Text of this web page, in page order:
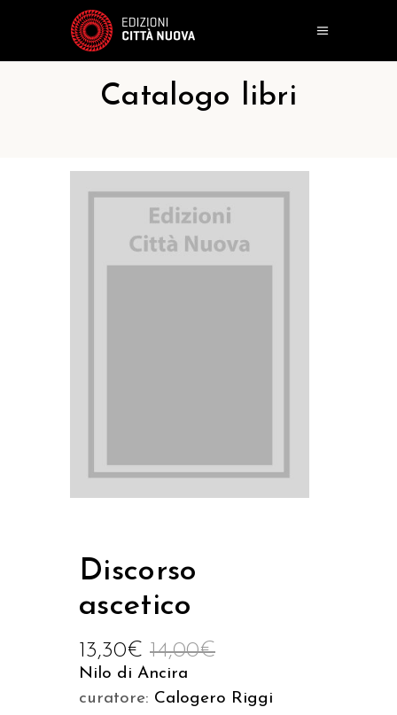
Catalogo libri
Discorso
ascetico
14,00€
13,30€
Nilo di Ancira
curatore: Calogero Riggi